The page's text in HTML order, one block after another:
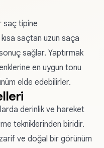
saç tipine
kısa saçtan uzun saça
sağlar. Yaptırmak
en uygun tonu
elde edebilirler.
derinlik ve hareket
tekniklerinden biridir.
ve doğal bir görünüm